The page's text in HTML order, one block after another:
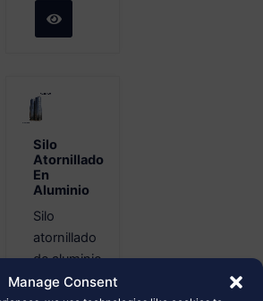
Manage Consent
Silo
Atornillado
En
Aluminio
Silo
atornillado
de aluminio
para